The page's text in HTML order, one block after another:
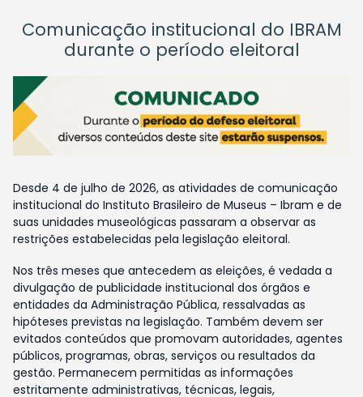
Comunicação institucional do IBRAM
durante o período eleitoral
Desde 4 de julho de 2026, as atividades de comunicação
institucional do Instituto Brasileiro de Museus – Ibram e de
suas unidades museológicas passaram a observar as
restrições estabelecidas pela legislação eleitoral.
Nos três meses que antecedem as eleições, é vedada a
divulgação de publicidade institucional dos órgãos e
entidades da Administração Pública, ressalvadas as
hipóteses previstas na legislação. Também devem ser
evitados conteúdos que promovam autoridades, agentes
públicos, programas, obras, serviços ou resultados da
gestão. Permanecem permitidas as informações
estritamente administrativas, técnicas, legais,